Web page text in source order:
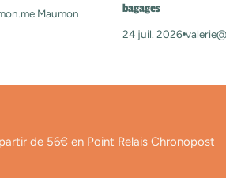
Maumon
bagages
24 juil. 2026
de 56€ en Point Relais Chronopost